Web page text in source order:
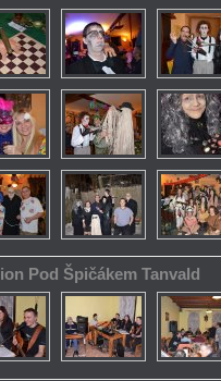
Pod Špičákem Tanvald